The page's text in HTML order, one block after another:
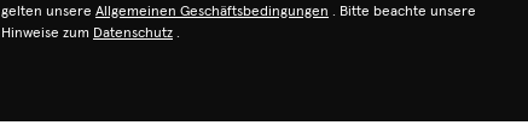
gelten unsere Allgemeinen Geschäftsbedingungen . Bitte beachte unsere
Hinweise zum Datenschutz .